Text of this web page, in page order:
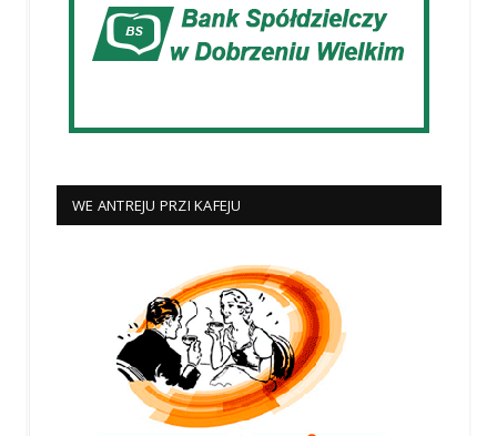
WE ANTREJU PRZI KAFEJU